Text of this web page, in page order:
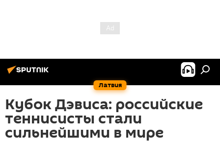
Латвия
Кубок Дэвиса: российские
теннисисты стали
сильнейшими в мире